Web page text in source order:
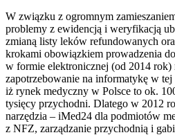
W związku z ogromnym
problemy z ewidencją i weryfikacją
zmianą listy leków refundowanych
krokami obowiązkiem prowadzenia
w formie elektronicznej (od 2014 rok)
zapotrzebowanie na informatykę w
iż rynek medyczny w Polsce to ok.
tysięcy przychodni. Dlatego w 2012
narzędzia – iMed24 dla podmiotów
z NFZ, zarządzanie przychodnią i